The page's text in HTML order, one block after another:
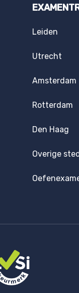
Leiden
Utrecht
Amsterdam
Rotterdam
Den Haag
Overige